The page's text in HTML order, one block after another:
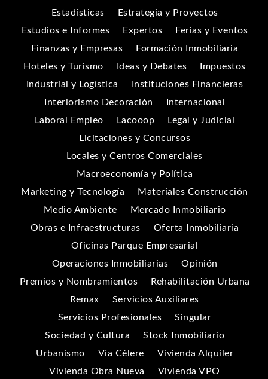
Estadísticas
Estrategia y Proyectos
Estudios e Informes
Expertos
Ferias y Eventos
Finanzas y Empresas
Formación Inmobiliaria
Hoteles y Turismo
Ideas y Debates
Impuestos
Industrial y Logística
Instituciones Financieras
Interiorismo Decoración
Internacional
Laboral Empleo
Lacooop
Legal y Judicial
Licitaciones y Concursos
Locales y Centros Comerciales
Macroeconomía y Política
Marketing y Tecnología
Materiales Construcción
Medio Ambiente
Mercado Inmobiliario
Obras e Infraestructuras
Oferta Inmobiliaria
Oficinas Parque Empresarial
Operaciones Inmobiliarias
Opinión
Premios y Nombramientos
Rehabilitación Urbana
Remax
Servicios Auxiliares
Servicios Profesionales
Singular
Sociedad y Cultura
Stock Inmobiliario
Urbanismo
Vía Célere
Vivienda Alquiler
Vivienda Obra Nueva
Vivienda VPO